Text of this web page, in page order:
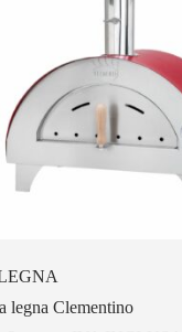
legna Clementino